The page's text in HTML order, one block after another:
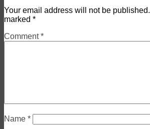
Your email address will not be published.
marked *
Comment*
Name *